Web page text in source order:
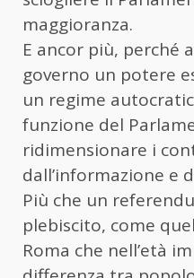
maggioranza.
E ancor più, perché
governo un potere
un regime
funzione del
ridimensionare i
dall’informazione e
Più che un
plebiscito, come
Roma che nell’età